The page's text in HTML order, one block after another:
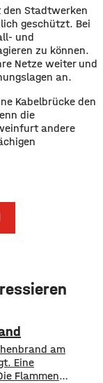
Stadtwerken
geschützt. Bei
und
zu können.
Netze weiter und
an.
Kabelbrücke den
die
andere
am
Eine
Flammen